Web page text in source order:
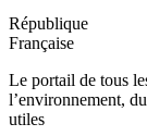
République
Française
Le portail de tous
l’environnement,
utiles